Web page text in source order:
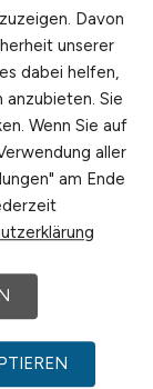
Davon
unserer
dabei helfen,
anzubieten. Sie
Wenn Sie auf
aller
am Ende